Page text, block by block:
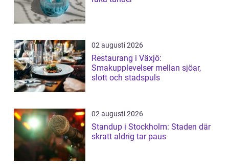
02 augusti 2026
Restaurang i Växjö:
Smakupplevelser mellan sjöar,
slott och stadspuls
02 augusti 2026
Standup i Stockholm: Staden där
skratt aldrig tar paus